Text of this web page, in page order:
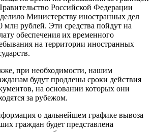
Российской Федерации
Министерству иностранных дел
млн рублей. Эти средства пойдут на
обеспечения их временного
на территории иностранных
при необходимости, нашим
будут продлены сроки действия
на основании которых они
за рубежом.
о дальнейшем графике вывоза
граждан будет представлена